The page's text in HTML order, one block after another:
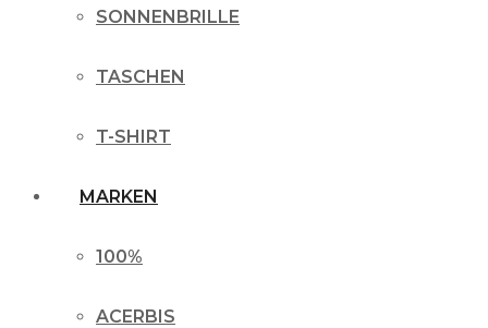
SONNENBRILLE
TASCHEN
T-SHIRT
MARKEN
100%
ACERBIS